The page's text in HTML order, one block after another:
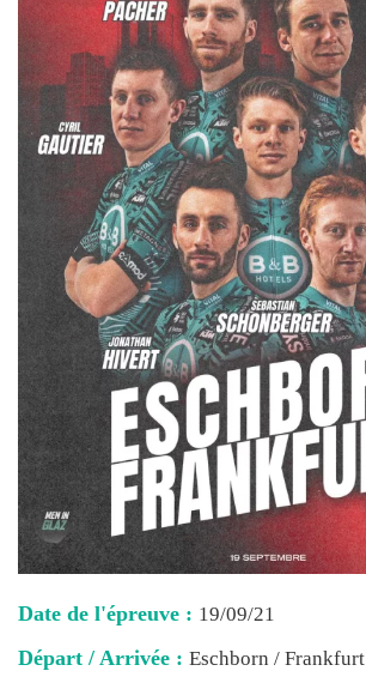
Date de l'épreuve : 19/09/21
Départ / Arrivée : Eschborn / Frankfurt